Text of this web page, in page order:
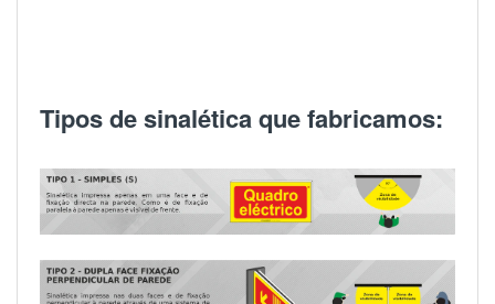
Tipos de sinalética que fabricamos: